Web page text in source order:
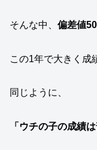
そんな中、 偏差値50
この1年で大きく成
同じように、
「ウチの子の成績